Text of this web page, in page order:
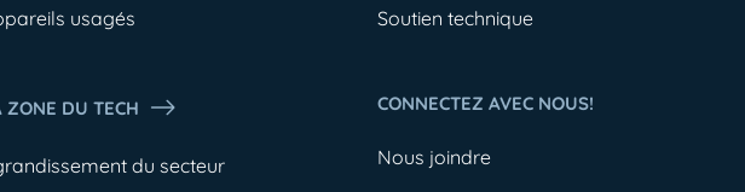
usagés
ZONE DU TECH
du secteur
Soutien technique
CONNECTEZ AVEC NOUS!
Nous joindre